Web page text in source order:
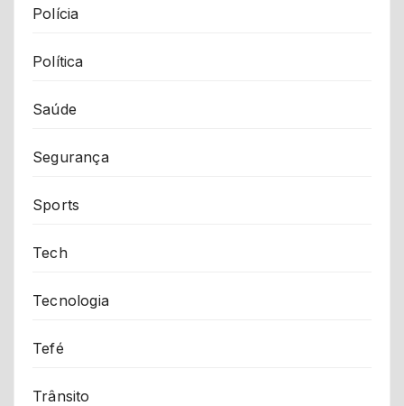
Polícia
Política
Saúde
Segurança
Sports
Tech
Tecnologia
Tefé
Trânsito